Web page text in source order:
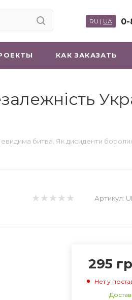
0-
RU | UA
КАК ЗАКАЗАТЬ
битва. Як дисиденти
Артикул:
295
Нет у